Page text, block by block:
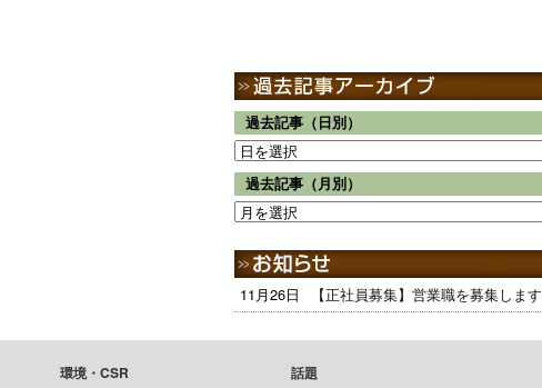
過去記事（日別）
過去記事（月別）
11月26日 【正社員募集】営業職を募集します
環境・CSR 話題